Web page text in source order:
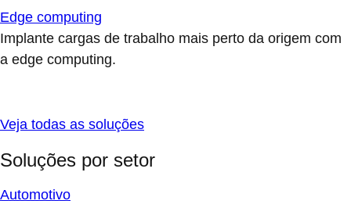
Edge computing
Implante cargas de trabalho mais perto da origem com
a edge computing.
Veja todas as soluções
Soluções por setor
Automotivo